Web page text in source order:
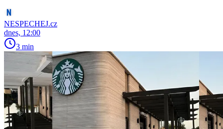
NESPECHEJ.cz
dnes, 12:00
3 min